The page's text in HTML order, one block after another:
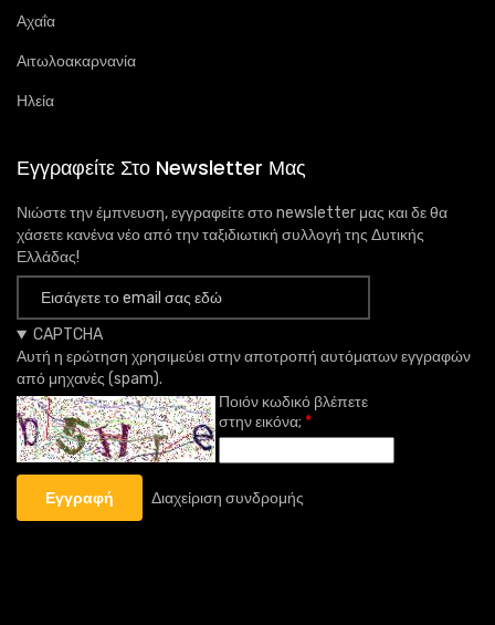
Αχαΐα
Αιτωλοακαρνανία
Ηλεία
Εγγραφείτε Στο Newsletter Μας
Νιώστε την έμπνευση, εγγραφείτε στο newsletter μας και δε θα
χάσετε κανένα νέο από την ταξιδιωτική συλλογή της Δυτικής
Ελλάδας!
CAPTCHA
Αυτή η ερώτηση χρησιμεύει στην αποτροπή αυτόματων εγγραφών
από μηχανές (spam).
Ποιόν κωδικό βλέπετε
στην εικόνα;
Διαχείριση συνδρομής